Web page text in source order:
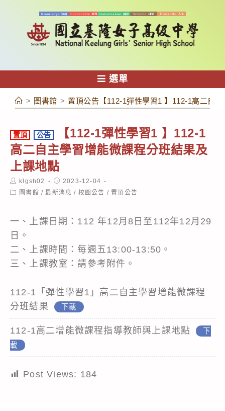
容
選單
> 圖書館 > 置頂公告【112-1彈性學習1 】112-1高二自
置頂 公告
【112-1彈性學習1 】112-1
高二自主學習增能微課程分班結果及
上課地點
Post
author:
klgsh02
Post
published:
2023-12-04
Post圖書館 / 最新消息 / 校園公告 / 置頂公告
一、上課日期：112 年12月8日至112年12月29
日。
二、上課時間：每週五13:00-13:50。
三、上課教室：請參考附件。
112-1「彈性學習1」高二自主學習增能微課程
分班結果
下載
112-1高二增能微課程指導教師與上課地點
下
載
Post Views: 184